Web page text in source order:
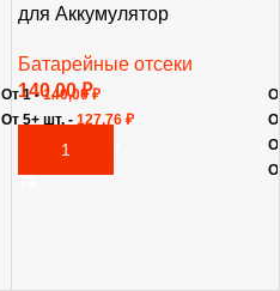
для Аккумулятор
Батарейные отсеки
140,00₽
В КОРЗИНУ
От 1 -140,00₽
От 5+ шт. - 127,76 ₽